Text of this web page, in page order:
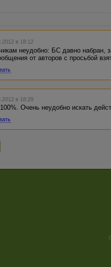
в 18:12
неудобно: БС давно набран,
от авторов с просьбой
в 18:29
Очень неудобно искать